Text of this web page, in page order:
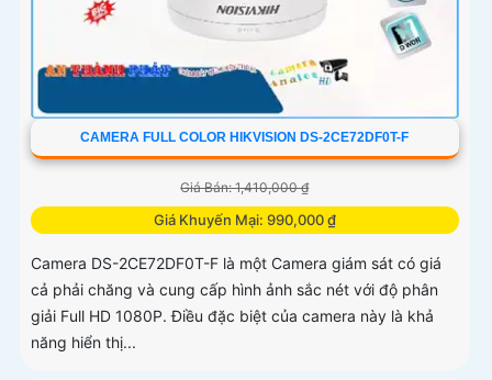
CAMERA FULL COLOR HIKVISION DS-2CE72DF0T-F
Giá Bán: 1,410,000 ₫
Giá Khuyến Mại: 990,000 ₫
Camera DS-2CE72DF0T-F là một Camera giám sát có giá
cả phải chăng và cung cấp hình ảnh sắc nét với độ phân
giải Full HD 1080P. Điều đặc biệt của camera này là khả
năng hiển thị...